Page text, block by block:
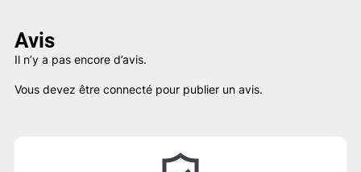
Avis
Il n’y a pas encore d’avis.
Vous devez être connecté pour publier un avis.